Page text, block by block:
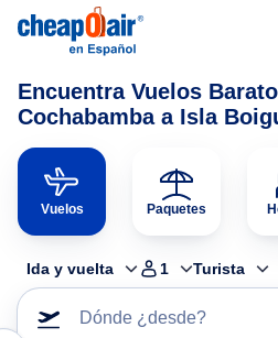
Encuentra Vuelos
Cochabamba a Isla
Vuelos Paquetes
Ida y vuelta 1 Turista
Dónde ¿desde?